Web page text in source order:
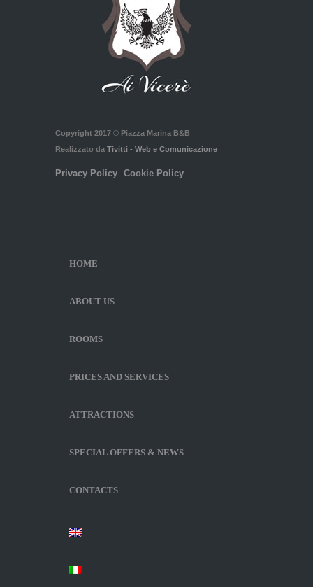
Copyright 2017 © Piazza Marina B&B
Realizzato da Tivitti - Web e Comunicazione
Privacy Policy Cookie Policy
HOME
ABOUT US
ROOMS
PRICES AND SERVICES
ATTRACTIONS
SPECIAL OFFERS & NEWS
CONTACTS